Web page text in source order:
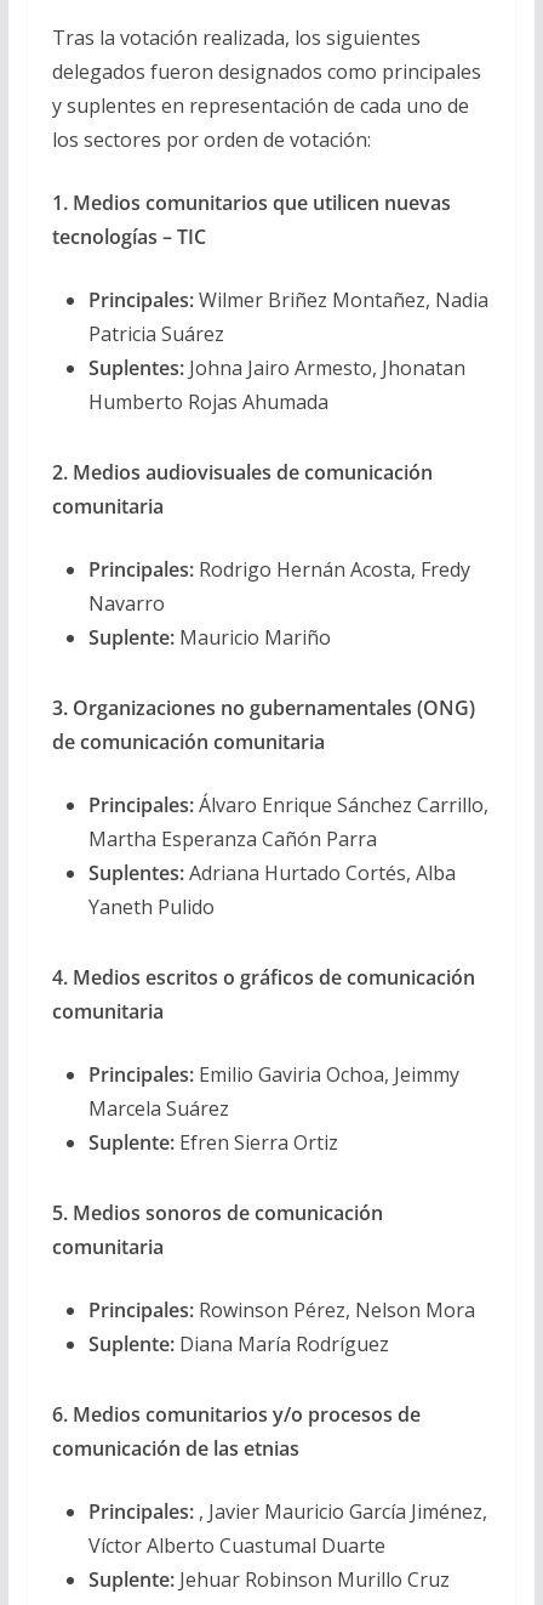
Tras la votación realizada, los siguientes
delegados fueron designados como principales
y suplentes en representación de cada uno de
los sectores por orden de votación:
1. Medios comunitarios que utilicen nuevas
tecnologías – TIC
Principales:Wilmer Briñez Montañez, Nadia
Patricia Suárez
Suplentes:Johna Jairo Armesto, Jhonatan
Humberto Rojas Ahumada
2. Medios audiovisuales de comunicación
comunitaria
Principales:Rodrigo Hernán Acosta, Fredy
Navarro
Suplente:Mauricio Mariño
3. Organizaciones no gubernamentales (ONG)
de comunicación comunitaria
Principales:Álvaro Enrique Sánchez Carrillo,
Martha Esperanza Cañón Parra
Suplentes:Adriana Hurtado Cortés, Alba
Yaneth Pulido
4. Medios escritos o gráficos de comunicación
comunitaria
Principales:Emilio Gaviria Ochoa, Jeimmy
Marcela Suárez
Suplente:Efren Sierra Ortiz
5. Medios sonoros de comunicación
comunitaria
Principales:Rowinson Pérez, Nelson Mora
Suplente:Diana María Rodríguez
6. Medios comunitarios y/o procesos de
comunicación de las etnias
Principales:, Javier Mauricio García Jiménez,
Víctor Alberto Cuastumal Duarte
Suplente:Jehuar Robinson Murillo Cruz